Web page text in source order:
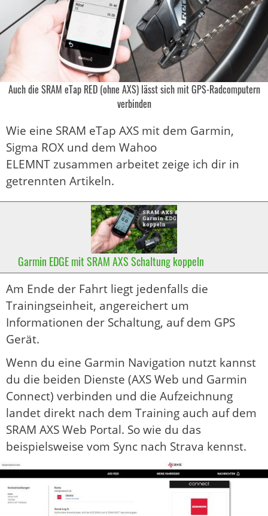
Auch die SRAM eTap RED (ohne AXS) lässt sich mit GPS-Radcomputern
verbinden
Wie eine SRAM eTap AXS mit dem Garmin,
Sigma ROX und dem Wahoo
ELEMNT zusammen arbeitet zeige ich dir in
getrennten Artikeln.
Garmin EDGE mit SRAM AXS Schaltung koppeln
Am Ende der Fahrt liegt jedenfalls die
Trainingseinheit, angereichert um
Informationen der Schaltung, auf dem GPS
Gerät.
Wenn du eine Garmin Navigation nutzt kannst
du die beiden Dienste (AXS Web und Garmin
Connect) verbinden und die Aufzeichnung
landet direkt nach dem Training auch auf dem
SRAM AXS Web Portal. So wie du das
beispielsweise vom Sync nach Strava kennst.